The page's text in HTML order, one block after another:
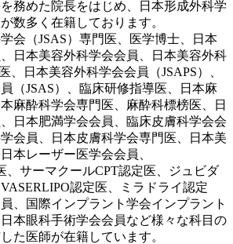
務めた院長をはじめ、日本形成外科学
数多く在籍しております。
会（JSAS）専門医、医学博士、日本
日本美容外科学会会員、日本美容外科
、日本美容外科学会会員（JSAPS）、
（JSAS）、臨床研修指導医、日本麻
麻酔科学会専門医、麻酔科標榜医、日
日本肥満学会会員、臨床皮膚科学会会
会員、日本皮膚科学会専門医、日本美
本レーザー医学会会員、
、サーマクールCPT認定医、ジュビダ
認定医、ミラドライ認定
、国際インプラント学会インプラント
本眼科手術学会会員など様々な科目の
た医師が在籍しています。